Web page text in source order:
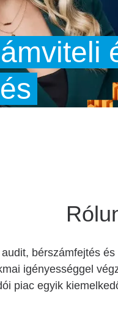
bérszámfejtés
igényességgel
piac egyik